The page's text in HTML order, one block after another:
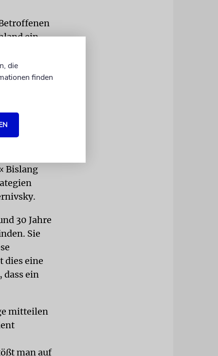
ein
Gewalt
2000
und
Bislang
30 Jahre
Sie
dies eine
dass ein
mitteilen
man auf
die
finden